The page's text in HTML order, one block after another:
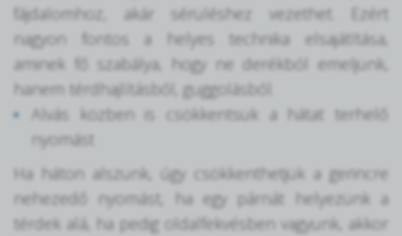
fájdalomhoz, akár sérüléshez vezethet. Ezért
nagyon fontos a helyes technika elsajátítása,
aminek fő szabálya, hogy ne derékból emeljünk,
hanem térdhajlításból, guggolásból.
Alvás közben is csökkentsük a hátat terhelő
nyomást
Ha háton alszunk, úgy csökkenthetjük a gerincre
nehezedő nyomást, ha egy párnát helyezünk a
térdek alá, ha pedig oldalfekvésben vagyunk, akkor